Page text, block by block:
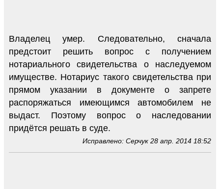
Владелец умер. Следовательно, сначала
предстоит решить вопрос с получением
нотариального свидетельства о наследуемом
имуществе. Нотариус такого свидетельства при
прямом указании в документе о запрете
распоряжаться имеющимся автомобилем не
выдаст. Поэтому вопрос о наследовании
придётся решать в суде.
Исправлено: Серчук 28 апр. 2014 18:52